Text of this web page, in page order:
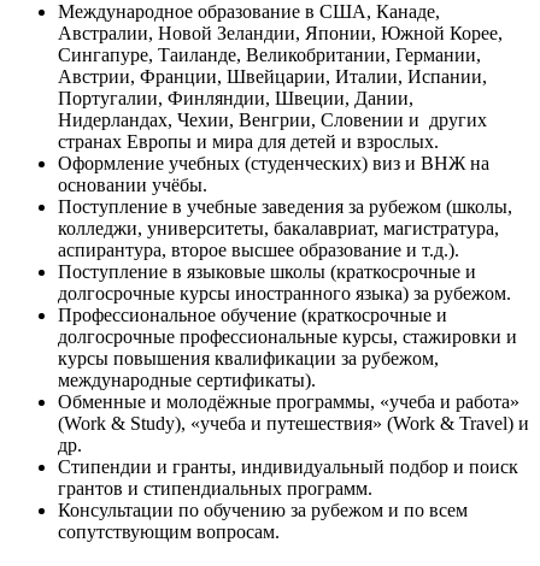
Международное образование в США, Канаде,
Австралии, Новой Зеландии, Японии, Южной Корее,
Сингапуре, Таиланде, Великобритании, Германии,
Австрии, Франции, Швейцарии, Италии, Испании,
Португалии, Финляндии, Швеции, Дании,
Нидерландах, Чехии, Венгрии, Словении и других
странах Европы и мира для детей и взрослых.
Оформление учебных (студенческих) виз и ВНЖ на
основании учёбы.
Поступление в учебные заведения за рубежом (школы,
колледжи, университеты, бакалавриат, магистратура,
аспирантура, второе высшее образование и т.д.).
Поступление в языковые школы (краткосрочные и
долгосрочные курсы иностранного языка) за рубежом.
Профессиональное обучение (краткосрочные и
долгосрочные профессиональные курсы, стажировки и
курсы повышения квалификации за рубежом,
международные сертификаты).
Обменные и молодёжные программы, «учеба и работа»
(Work & Study), «учеба и путешествия» (Work & Travel) и
др.
Стипендии и гранты, индивидуальный подбор и поиск
грантов и стипендиальных программ.
Консультации по обучению за рубежом и по всем
сопутствующим вопросам.